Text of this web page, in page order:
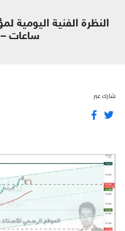
ساعات – 1 ابريل 2021
شارك عبر